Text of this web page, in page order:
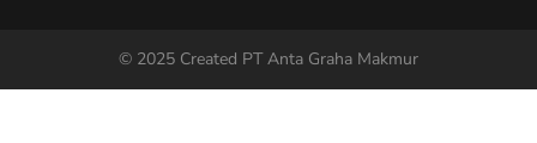
© 2025 Created PT Anta Graha Makmur